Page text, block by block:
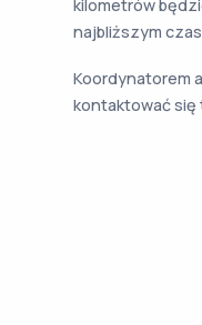
kilometrów
najbliższym
Koordynatorem
kontaktować się